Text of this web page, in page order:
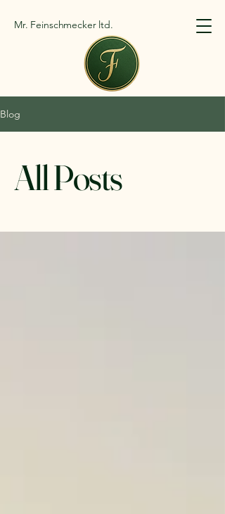
Mr. Feinschmecker ltd.
Blog
All Posts